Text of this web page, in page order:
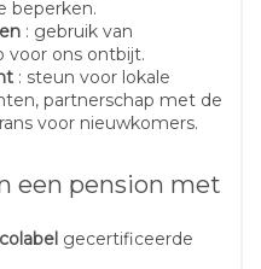
beperken.
: gebruik van
voor ons ontbijt.
: steun voor lokale
partnerschap met de
voor nieuwkomers.
een pension met
gecertificeerde